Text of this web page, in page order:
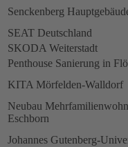
Senckenberg
SEAT Deutschland
SKODA Weiterstadt
Penthouse Sanierung in
KITA Mörfelden-Walldorf
Neubau
Eschborn
Johannes Gutenberg-